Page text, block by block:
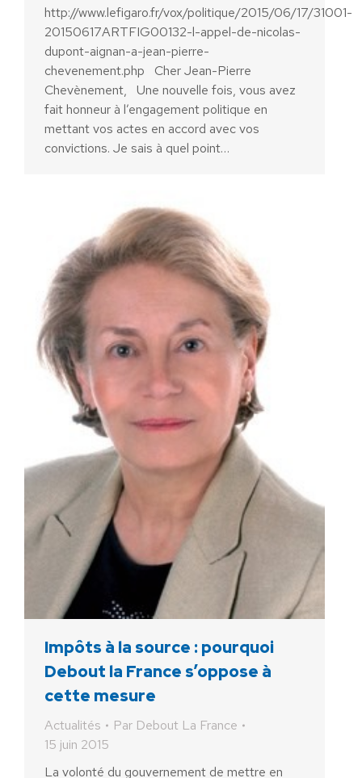
http://www.lefigaro.fr/vox/politique/2015/06/17/31001-
20150617ARTFIG00132-l-appel-de-nicolas-
dupont-aignan-a-jean-pierre-
chevenement.php Cher Jean-Pierre
Chevènement, Une nouvelle fois, vous avez
fait honneur à l’engagement politique en
mettant vos actes en accord avec vos
convictions. Je sais à quel point…
Impôts à la source : pourquoi
Debout la France s’oppose à
cette mesure
Actualités Par Debout La France
15 juin 2015
La volonté du gouvernement de mettre en